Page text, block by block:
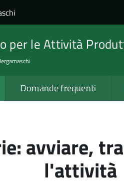
per le Attività
Domande frequenti
avviare,
l'attività